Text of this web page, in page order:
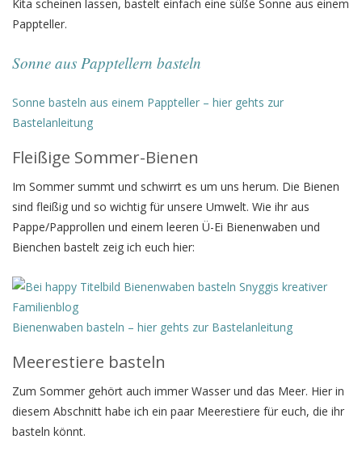
Kita scheinen lassen, bastelt einfach eine süße Sonne aus einem
Pappteller.
Sonne aus Papptellern basteln
Sonne basteln aus einem Pappteller – hier gehts zur
Bastelanleitung
Fleißige Sommer-Bienen
Im Sommer summt und schwirrt es um uns herum. Die Bienen
sind fleißig und so wichtig für unsere Umwelt. Wie ihr aus
Pappe/Papprollen und einem leeren Ü-Ei Bienenwaben und
Bienchen bastelt zeig ich euch hier:
Bienenwaben basteln – hier gehts zur Bastelanleitung
Meerestiere basteln
Zum Sommer gehört auch immer Wasser und das Meer. Hier in
diesem Abschnitt habe ich ein paar Meerestiere für euch, die ihr
basteln könnt.